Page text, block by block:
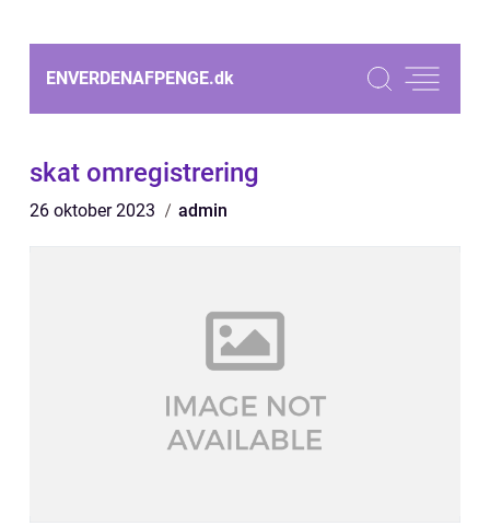
ENVERDENAFPENGE.dk
skat omregistrering
26 oktober 2023 admin